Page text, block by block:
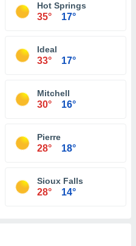
Hot Springs
35° 17°
Ideal
33° 17°
Mitchell
30° 16°
Pierre
28° 18°
Sioux Falls
28° 14°